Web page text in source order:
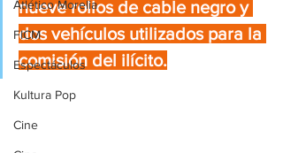
Atlético Morelia
FICM
Espectáculos
Kultura Pop
Cine
nueve rollos de cable negro y
dos vehículos utilizados para la
comisión del ilícito.